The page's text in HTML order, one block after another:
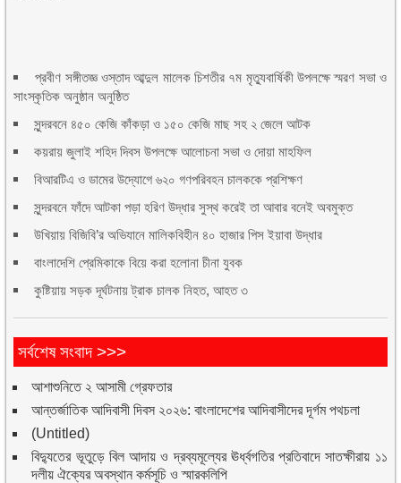
প্রবীণ সঙ্গীতজ্ঞ ওস্তাদ আব্দুল মালেক চিশতীর ৭ম মৃত্যুবার্ষিকী উপলক্ষে স্মরণ সভা ও
সাংস্কৃতিক অনুষ্ঠান অনুষ্ঠিত
সুন্দরবনে ৪৫০ কেজি কাঁকড়া ও ১৫০ কেজি মাছ সহ ২ জেলে আটক
কয়রায় জুলাই শহিদ দিবস উপলক্ষে আলোচনা সভা ও দোয়া মাহফিল
বিআরটিএ ও ডামের উদ্যোগে ৬২০ গণপরিবহন চালককে প্রশিক্ষণ
সুন্দরবনে ফাঁদে আটকা পড়া হরিণ উদ্ধার সুস্থ করেই তা আবার বনেই অবমুক্ত
উখিয়ায় বিজিবি’র অভিযানে মালিকবিহীন ৪০ হাজার পিস ইয়াবা উদ্ধার
বাংলাদেশি প্রেমিকাকে বিয়ে করা হলোনা চীনা যুবক
কুষ্টিয়ায় সড়ক দূর্ঘটনায় ট্রাক চালক নিহত, আহত ৩
সর্বশেষ সংবাদ >>>
আশাশুনিতে ২ আসামী গ্রেফতার
আন্তর্জাতিক আদিবাসী দিবস ২০২৬: বাংলাদেশের আদিবাসীদের দূর্গম পথচলা
(Untitled)
বিদ্যুতের ভূতুড়ে বিল আদায় ও দ্রব্যমূল্যের ঊর্ধ্বগতির প্রতিবাদে সাতক্ষীরায় ১১
দলীয় ঐক্যের অবস্থান কর্মসূচি ও স্মারকলিপি